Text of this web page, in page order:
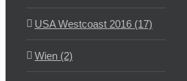
USA Westcoast 2016 (17)
Wien (2)